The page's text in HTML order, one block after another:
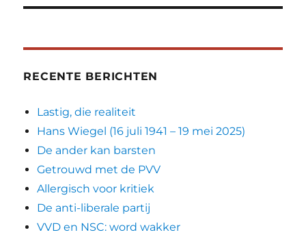
RECENTE BERICHTEN
Lastig, die realiteit
Hans Wiegel (16 juli 1941 – 19 mei 2025)
De ander kan barsten
Getrouwd met de PVV
Allergisch voor kritiek
De anti-liberale partij
VVD en NSC: word wakker